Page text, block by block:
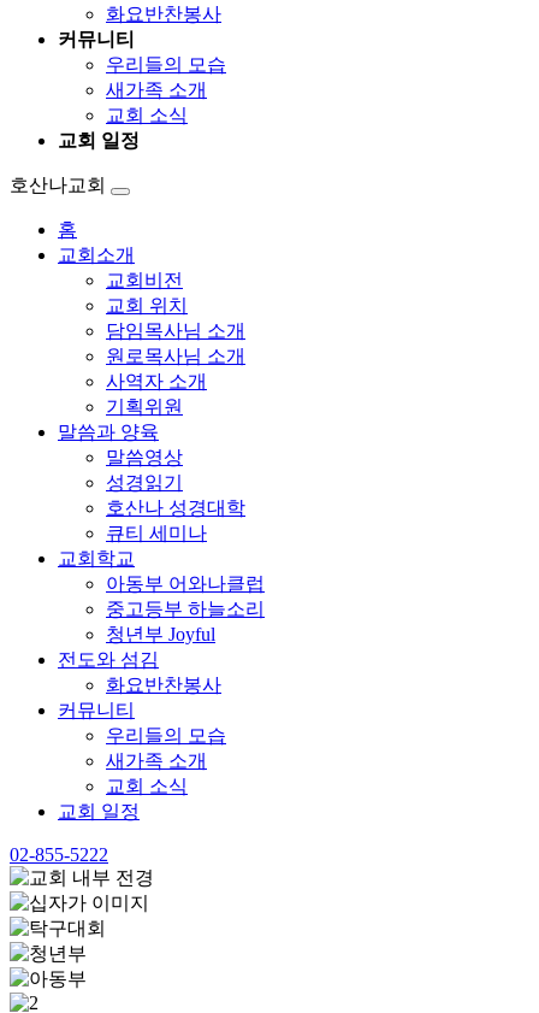
화요반찬봉사
커뮤니티
우리들의 모습
새가족 소개
교회 소식
교회 일정
호산나교회
홈
교회소개
교회비전
교회 위치
담임목사님 소개
원로목사님 소개
사역자 소개
기획위원
말씀과 양육
말씀영상
성경읽기
호산나 성경대학
큐티 세미나
교회학교
아동부 어와나클럽
중고등부 하늘소리
청년부 Joyful
전도와 섬김
화요반찬봉사
커뮤니티
우리들의 모습
새가족 소개
교회 소식
교회 일정
02-855-5222